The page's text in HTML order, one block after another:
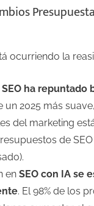
ocurriendo la
SEO ha repuntado
un 2025 más
del marketing
de SEO
en SEO con IA se
. El 98% de los